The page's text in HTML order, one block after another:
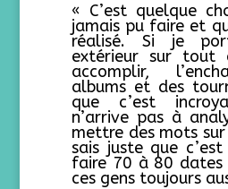
« C’est quelque
jamais pu faire et
réalisé. Si je
extérieur sur tout
accomplir,
albums et des
que c’est
n’arrive pas à
mettre des mots
sais juste que
faire 70 à 80
ces gens toujours